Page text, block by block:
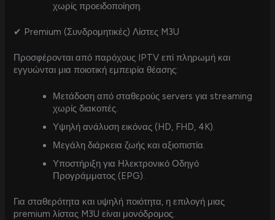
χωρίς προειδοποίηση.
✔ Premium (Συνδρομητικές) Λίστες M3U
Προσφέρονται από παρόχους IPTV επί πληρωμή και
εγγυώνται μια ποιοτική εμπειρία θέασης:
Μετάδοση από σταθερούς servers για streaming
χωρίς διακοπές.
Υψηλή ανάλυση εικόνας (HD, FHD, 4K).
Μεγάλη διάρκεια ζωής και αξιοπιστία.
Υποστήριξη για Ηλεκτρονικό Οδηγό
Προγράμματος (EPG).
Για σταθερότητα και υψηλή ποιότητα, η επιλογή μιας
premium λίστας M3U είναι μονόδρομος.